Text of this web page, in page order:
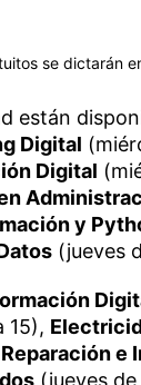
se dictarán
están
Digital
Digital
y
(jueves
15),
Reparación e
(jueves de